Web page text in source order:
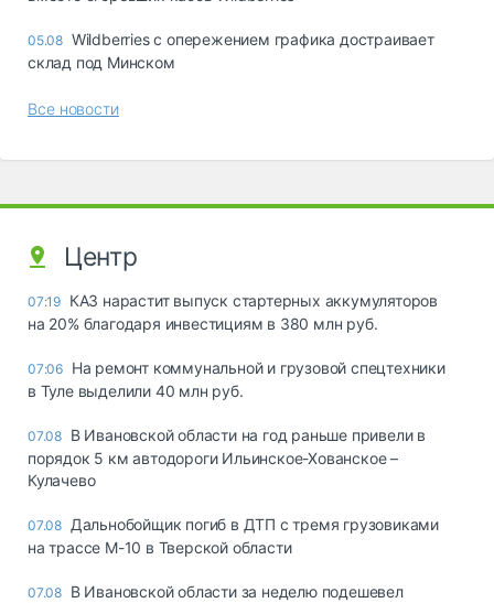
05.08 Wildberries с опережением графика достраивает
склад под Минском
Все новости
Центр
07:19 КАЗ нарастит выпуск стартерных аккумуляторов
на 20% благодаря инвестициям в 380 млн руб.
07:06 На ремонт коммунальной и грузовой спецтехники
в Туле выделили 40 млн руб.
07.08 В Ивановской области на год раньше привели в
порядок 5 км автодороги Ильинское-Хованское –
Кулачево
07.08 Дальнобойщик погиб в ДТП с тремя грузовиками
на трассе М-10 в Тверской области
07.08 В Ивановской области за неделю подешевел